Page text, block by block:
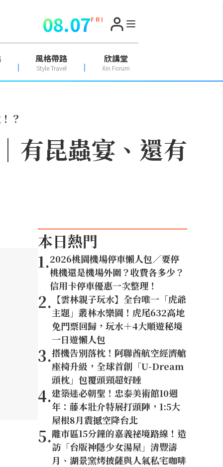
08.07F R I
風格帶路
Style Travel
欣講堂
Xin Forum
？
有昆蟲宴、還有
本日熱門
1.2026桃園機場停車懶人包／要停
桃機還是機場外圍？收費各多少？
信用卡停車優惠一次整理！
2. 【雲林親子玩水】全台唯一「虎爺
主題」叢林水樂園！虎尾632高地
免門票回歸，玩水＋4大順遊秘境
一日遊懶人包
3.搭機告別落枕！阿聯酋航空經濟艙
座椅升級，全球首創「U-Dream
頭枕」包覆頭頸超好睡
4.建築迷必朝聖！忠泰美術館10週
年：藤本壯介特展打頭陣，1:5大
屋根8月震撼空降台北
5.離市區15分鐘的嘉義祕境路線！造
訪「台版神隱少女湯屋」清豐濤
月、湖景窯烤披薩與人氣私宅咖啡